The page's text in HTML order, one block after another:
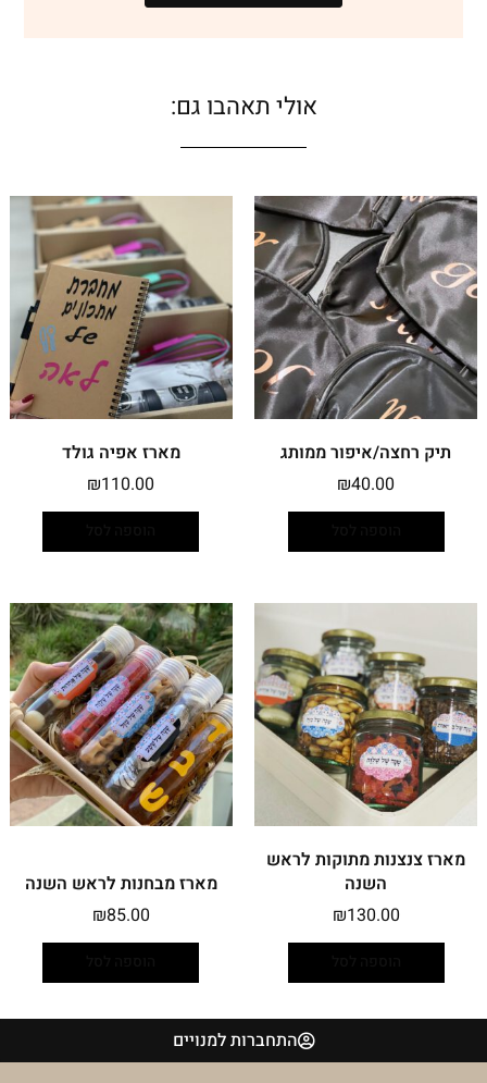
אולי תאהבו גם:
תיק רחצה/איפור ממותג
₪40.00
מארז אפיה גולד
₪110.00
מארז צנצנות מתוקות לראש
השנה
₪130.00
מארז מבחנות לראש השנה
₪85.00
התחברות למנויים